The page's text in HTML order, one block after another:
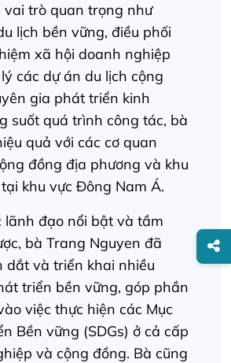
vai trò quan trọng như
lịch bền vững, điều phối
xã hội doanh nghiệp
các dự án du lịch cộng
gia phát triển kinh
suốt quá trình công tác, bà
quả với các cơ quan
đồng địa phương và khu
khu vực Đông Nam Á.
lãnh đạo nổi bật và tầm
bà Trang Nguyen đã
dắt và triển khai nhiều
triển bền vững, góp phần
việc thực hiện các Mục
Bền vững (SDGs) ở cả cấp
và cộng đồng. Bà cũng